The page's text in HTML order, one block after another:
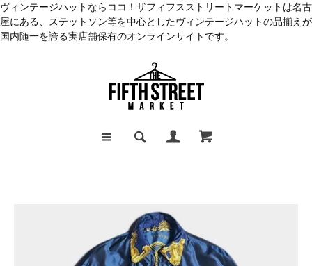
ヴィンテージハットならココ！ザフィフスストリートマーケットは名古
屋にある、ステットソン等を中心としたヴィンテージハットの品揃えが
国内随一を誇る実店舗保有のオンラインサイトです。